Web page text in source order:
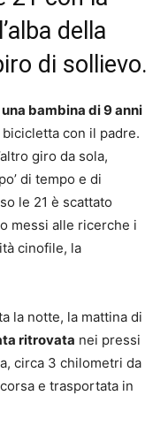
della
di sollievo.
una bambina di 9 anni
con il padre.
giro da sola,
di tempo e di
le 21 è scattato
messi alle ricerche i
cinofile, la
la notte, la mattina di
ritrovata nei pressi
circa 3 chilometri da
e trasportata in